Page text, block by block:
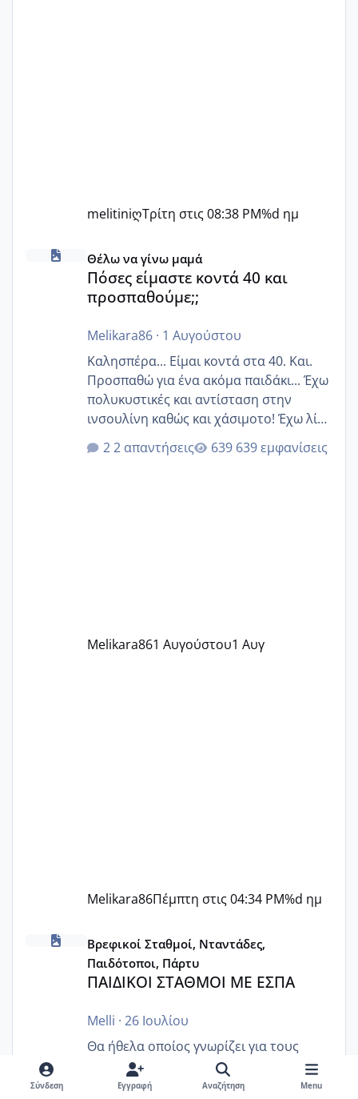
melitiniღΤρίτη στις 08:38 PM%d ημ
Πόσες είμαστε κοντά 40 και προσπαθούμε;;
Θέλω να γίνω μαμά
Πόσες είμαστε κοντά 40 και
προσπαθούμε;;
Melikara86· 1 Αυγούστου
Καλησπέρα... Είμαι κοντά στα 40. Και.
Προσπαθώ για ένα ακόμα παιδάκι... Έχω
πολυκυστικές και αντίσταση στην
ινσουλίνη καθώς και χάσιμοτο! Έχω λίγα
κιλά παραπάνω και όσο κ αν προσπαθώ
δεν χάνω εύκολα! Προσπαθώ για ακόμη
2 απαντήσεις 639 εμφανίσεις
Melikara861 Αυγούστου1 Αυγ
Melikara86Πέμπτη στις 04:34 PM%d ημ
ΠΑΙΔΙΚΟΙ ΣΤΑΘΜΟΙ ΜΕ ΕΣΠΑ
Βρεφικοί Σταθμοί, Νταντάδες,
Παιδότοποι, Πάρτυ
ΠΑΙΔΙΚΟΙ ΣΤΑΘΜΟΙ ΜΕ ΕΣΠΑ
Melli · 26 Ιουλίου
Θα ήθελα οποίος γνωρίζει για τους
παιδικούς σταθμούς με βαουτσερ ΕΣΠΑ
τι ακριβώς ισχύει. Τι καλύπτει? Από όσο
Σύνδεση Εγγραφή Αναζήτηση Menu